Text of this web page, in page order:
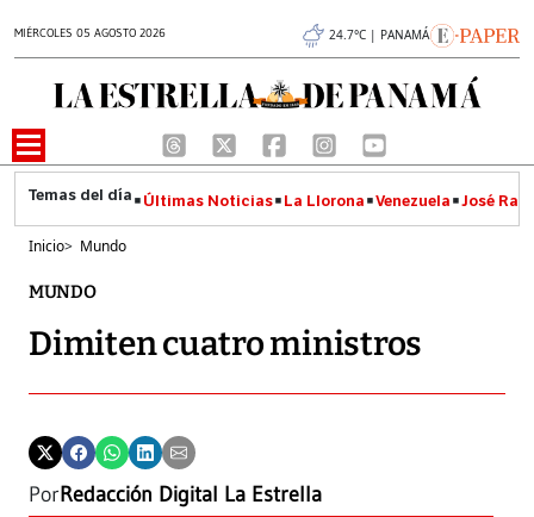
MIÉRCOLES 05 AGOSTO 2026 24.7°C | PANAMÁ
Últimas Noticias La Llorona Venezuela José
Inicio> Mundo
MUNDO
Dimiten cuatro ministros
PorRedacción Digital La Estrella